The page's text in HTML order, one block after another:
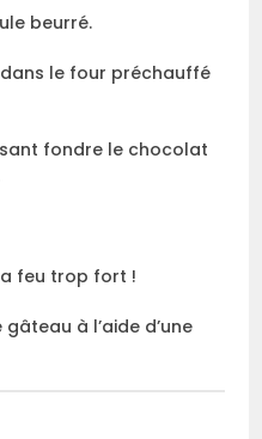
beurré.
le four préchauffé
fondre le chocolat
feu trop fort !
à l’aide d’une